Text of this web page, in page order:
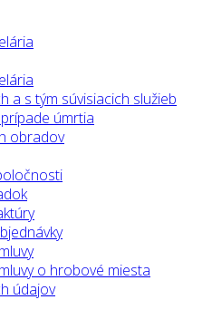
a s tým súvisiacich služieb
úmrtia
obradov
o hrobové miesta
údajov